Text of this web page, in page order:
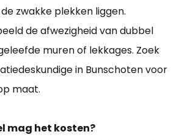
zwakke plekken liggen.
de afwezigheid van dubbel
muren of lekkages. Zoek
in Bunschoten voor
maat.
mag het kosten?